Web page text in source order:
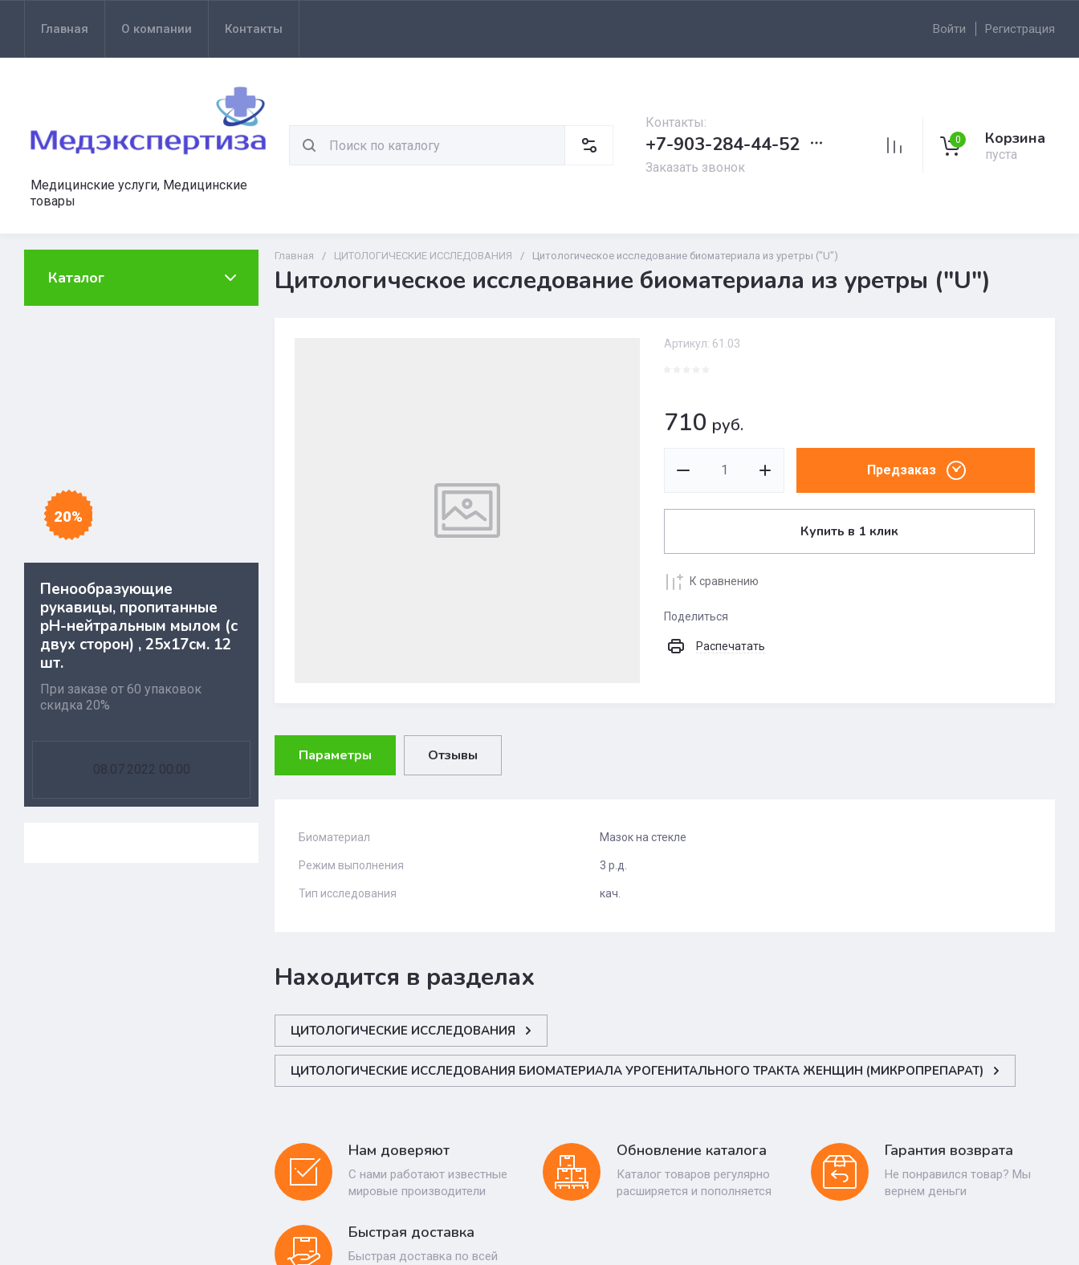
Главная О компании Контакты Войти Регистрация
Медицинские услуги, Медицинские
товары
Контакты:
+7-903-284-44-52
Заказать звонок
0 Корзина
пуста
Каталог
20%
Пенообразующие
рукавицы, пропитанные
pH-нейтральным мылом (с
двух сторон) , 25х17см. 12
шт.
При заказе от 60 упаковок
скидка 20%
08.07.2022 00:00
Главная / ЦИТОЛОГИЧЕСКИЕ ИССЛЕДОВАНИЯ / Цитологическое исследование биоматериала из уретры ("U")
Цитологическое исследование биоматериала из уретры ("U")
Артикул: 61.03
710 руб.
Предзаказ
Купить в 1 клик
К сравнению
Поделиться
Распечатать
Параметры Отзывы
Биоматериал Мазок на стекле
Режим выполнения 3 р.д.
Тип исследования кач.
Находится в разделах
ЦИТОЛОГИЧЕСКИЕ ИССЛЕДОВАНИЯ
ЦИТОЛОГИЧЕСКИЕ ИССЛЕДОВАНИЯ БИОМАТЕРИАЛА УРОГЕНИТАЛЬНОГО ТРАКТА ЖЕНЩИН (МИКРОПРЕПАРАТ)
Нам доверяют
С нами работают известные
мировые производители
Обновление каталога
Каталог товаров регулярно
расширяется и пополняется
Гарантия возврата
Не понравился товар? Мы
вернем деньги
Быстрая доставка
Быстрая доставка по всей